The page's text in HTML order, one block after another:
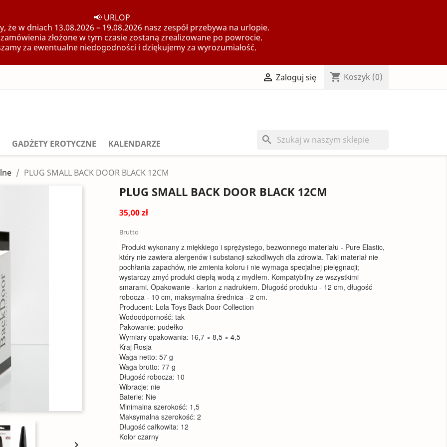
📢 URLOP
że w dniach 13.08.2026 – 19.08.2026 nasz zespół przebywa na urlopie.
złożone w tym czasie zostaną zrealizowane po powrocie.
za ewentualne niedogodności i dziękujemy za wyrozumiałość.
 Zaloguj się shopping_cart Koszyk (0)
GADŻETY EROTYCZNE KALENDARZE search
PLUG SMALL BACK DOOR BLACK 12CM
PLUG SMALL BACK DOOR BLACK 12CM
35,00 zł
Brutto
Produkt wykonany z miękkiego i sprężystego, bezwonnego materiału - Pure Elastic,
który nie zawiera alergenów i substancji szkodliwych dla zdrowia. Taki materiał nie
pochłania zapachów, nie zmienia koloru i nie wymaga specjalnej pielęgnacji;
wystarczy zmyć produkt ciepłą wodą z mydłem. Kompatybilny ze wszystkimi
smarami. Opakowanie - karton z nadrukiem. Długość produktu - 12 cm, długość
robocza - 10 cm, maksymalna średnica - 2 cm.
Producent: Lola Toys Back Door Collection
Wodoodporność: tak
Pakowanie: pudełko
Wymiary opakowania: 16,7 × 8,5 × 4,5
Kraj Rosja
Waga netto: 57 g
Waga brutto: 77 g
Długość robocza: 10
Wibracje: nie
Baterie: Nie
Minimalna szerokość: 1,5
Maksymalna szerokość: 2
Długość całkowita: 12
Kolor czarny